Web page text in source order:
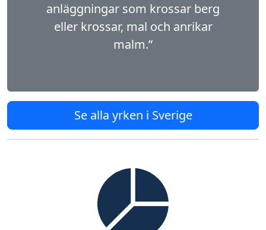
anläggningar som krossar berg
eller krossar, mal och anrikar
malm.”
Se alla yrken i Sverige